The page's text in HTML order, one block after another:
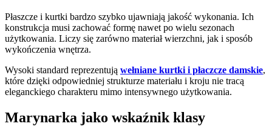
Płaszcze i kurtki bardzo szybko ujawniają jakość wykonania. Ich
konstrukcja musi zachować formę nawet po wielu sezonach
użytkowania. Liczy się zarówno materiał wierzchni, jak i sposób
wykończenia wnętrza.
Wysoki standard reprezentują wełniane kurtki i płaczcze damskie,
które dzięki odpowiedniej strukturze materiału i kroju nie tracą
eleganckiego charakteru mimo intensywnego użytkowania.
Marynarka jako wskaźnik klasy